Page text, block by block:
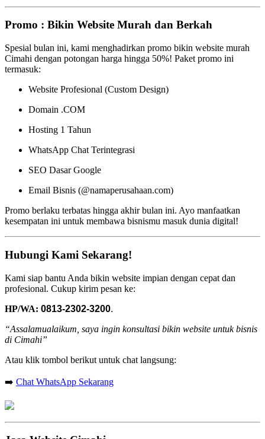
Promo : Bikin Website Murah dan Berkah
Spesial bulan ini, kami menghadirkan promo bikin website murah
Cimahi dengan potongan harga hingga 50%! Paket promo ini
termasuk:
Website Profesional (Custom Design)
Domain .COM
Hosting 1 Tahun
WhatsApp Chat Terintegrasi
SEO Dasar Google
Email Bisnis (@namaperusahaan.com)
Promo berlaku terbatas hingga akhir bulan ini. Ayo manfaatkan
kesempatan ini untuk membawa bisnismu masuk dunia digital!
Hubungi Kami Sekarang!
Kami siap bantu Anda bikin website impian dengan cepat dan
profesional. Cukup kirim pesan ke:
HP/WA: 0813-2302-3200.
“Assalamualaikum, saya ingin konsultasi bikin website untuk bisnis
di Cimahi”
Atau klik tombol berikut untuk chat langsung:
➡️ Chat WhatsApp Sekarang